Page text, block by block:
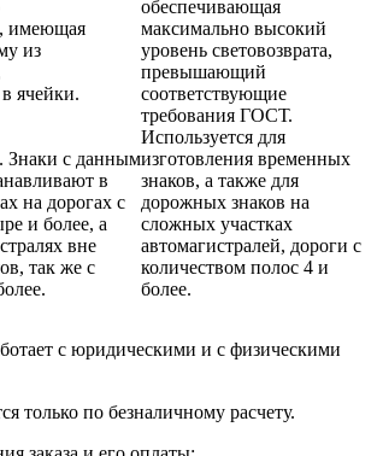
имеющая
из
ячейки.
Знаки с данным
в
на дорогах с
и более, а
вне
так же с
обеспечивающая
максимально высокий
уровень световозврата,
превышающий
соответствующие
требования ГОСТ.
Используется для
изготовления временных
знаков, а также для
дорожных знаков на
сложных участках
автомагистралей, дороги с
количеством полос 4 и
более.
с юридическими и с физическими
только по безналичному расчету.